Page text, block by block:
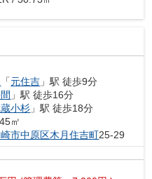
「元住吉 」駅 徒歩9分
」駅 徒歩16分
小杉 」駅 徒歩18分
㎡
崎市中原区木月住吉町25-29